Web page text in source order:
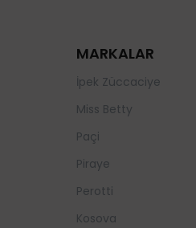
MARKALAR
İpek Züccaciye
Miss Betty
Paçi
Piraye
Perotti
Kosova